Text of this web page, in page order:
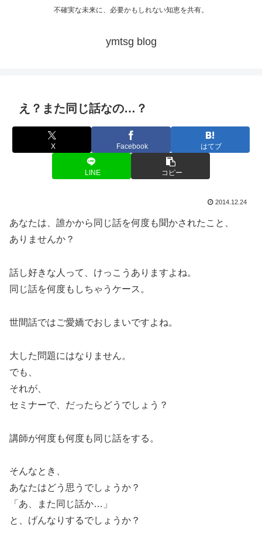
不確実な未来に、必要かもしれない知恵を共有。
ymtsg blog
え？また同じ話なの…？
X Facebook はてブ
LINE コピー
2014.12.24
あなたは、誰かから同じ話を何度も聞かされたこと、
ありませんか？
話し好きな人って、けっこうありますよね。
同じ話を何度もしちゃうケース。
世間話ではご愛嬌でおしまいですよね。
大した問題にはなりません。
でも、
それが、
セミナーで、だったらどうでしょう？
講師が何度も何度も同じ話をする。
そんなとき、
あなたはどう思うでしょうか？
「あ、また同じ話か…」
と、げんなりするでしょうか？